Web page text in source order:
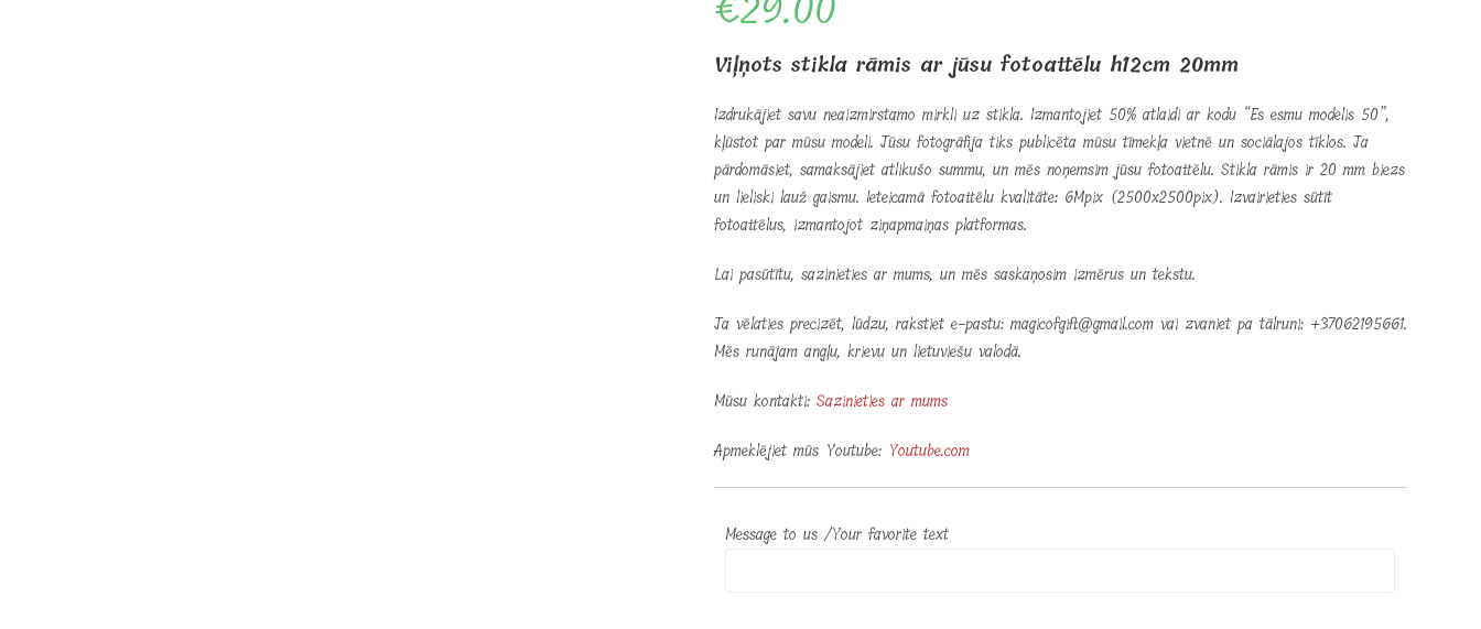
Viļņots stikla rāmis ar jūsu fotoattēlu h12cm 20mm
Izdrukājiet savu neaizmirstamo mirkli uz stikla. Izmantojiet 50% atlaidi ar kodu “Es esmu modelis 50”,
kļūstot par mūsu modeli. Jūsu fotogrāfija tiks publicēta mūsu tīmekļa vietnē un sociālajos tīklos. Ja
pārdomāsiet, samaksājiet atlikušo summu, un mēs noņemsim jūsu fotoattēlu. Stikla rāmis ir 20 mm biezs
un lieliski lauž gaismu. Ieteicamā fotoattēlu kvalitāte: 6Mpix (2500x2500pix). Izvairieties sūtīt
fotoattēlus, izmantojot ziņapmaiņas platformas.
Lai pasūtītu, sazinieties ar mums, un mēs saskaņosim izmērus un tekstu.
Ja vēlaties precizēt, lūdzu, rakstiet e-pastu: magicofgift@gmail.com vai zvaniet pa tālruni: +37062195661.
Mēs runājam angļu, krievu un lietuviešu valodā.
Mūsu kontakti: Sazinieties ar mums
Apmeklējiet mūs Youtube: Youtube.com
Message to us /Your favorite text